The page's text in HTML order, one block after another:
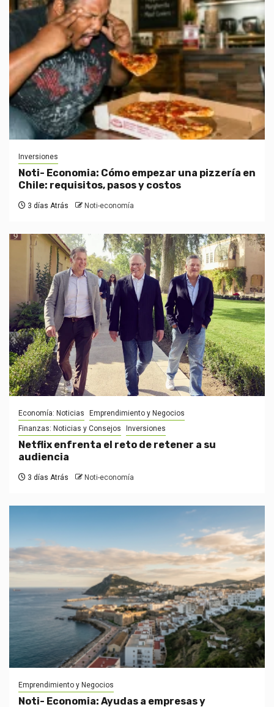
Inversiones
Noti- Economia: Cómo empezar una pizzería en
Chile: requisitos, pasos y costos
3 días Atrás Noti-economía
Economía: Noticias
Emprendimiento y Negocios
Finanzas: Noticias y Consejos
Inversiones
Netflix enfrenta el reto de retener a su
audiencia
3 días Atrás Noti-economía
Emprendimiento y Negocios
Noti- Economia: Ayudas a empresas y